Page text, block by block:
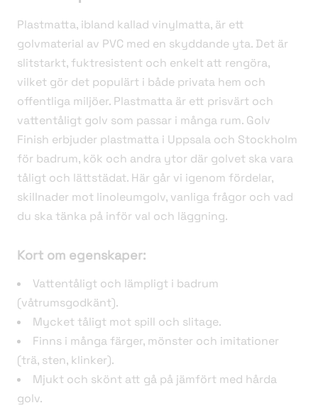
Plastmatta, ibland kallad vinylmatta, är ett
golvmaterial av PVC med en skyddande yta. Det är
slitstarkt, fuktresistent och enkelt att rengöra,
vilket gör det populärt i både privata hem och
offentliga miljöer. Plastmatta är ett prisvärt och
vattentåligt golv som passar i många rum. Golv
Finish erbjuder plastmatta i Uppsala och Stockholm
för badrum, kök och andra ytor där golvet ska vara
tåligt och lättstädat. Här går vi igenom fördelar,
skillnader mot linoleumgolv, vanliga frågor och vad
du ska tänka på inför val och läggning.
Kort om egenskaper:
Vattentåligt och lämpligt i badrum
(våtrumsgodkänt).
Mycket tåligt mot spill och slitage.
Finns i många färger, mönster och imitationer
(trä, sten, klinker).
Mjukt och skönt att gå på jämfört med hårda
golv.